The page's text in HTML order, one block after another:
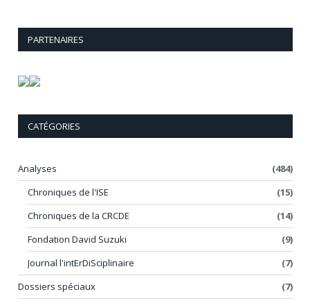
PARTENAIRES
CATÉGORIES
Analyses
(484)
Chroniques de l'ISE
(15)
Chroniques de la CRCDE
(14)
Fondation David Suzuki
(9)
Journal l'intErDiSciplinaire
(7)
Dossiers spéciaux
(7)